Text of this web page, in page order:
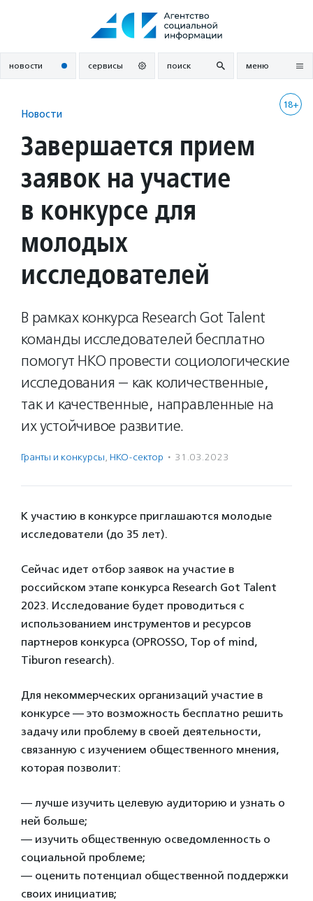
новости сервисы поиск меню
18+
Новости
Завершается прием
заявок на участие
в конкурсе для
молодых
исследователей
В рамках конкурса Research Got Talent
команды исследователей бесплатно
помогут НКО провести социологические
исследования — как количественные,
так и качественные, направленные на
их устойчивое развитие.
Гранты и конкурсы, НКО-сектор · 31.03.2023
К участию в конкурсе приглашаются молодые
исследователи (до 35 лет).
Сейчас идет отбор заявок на участие в
российском этапе конкурса Research Got Talent
2023. Исследование будет проводиться с
использованием инструментов и ресурсов
партнеров конкурса (OPROSSO, Top of mind,
Tiburon research).
Для некоммерческих организаций участие в
конкурсе — это возможность бесплатно решить
задачу или проблему в своей деятельности,
связанную с изучением общественного мнения,
которая позволит:
— лучше изучить целевую аудиторию и узнать о
ней больше;
— изучить общественную осведомленность о
социальной проблеме;
— оценить потенциал общественной поддержки
своих инициатив;